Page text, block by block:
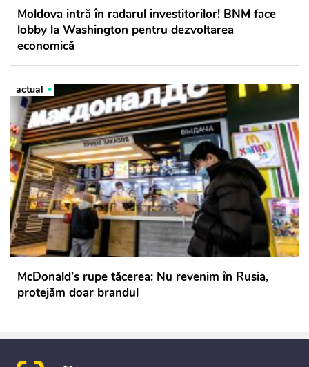
Moldova intră în radarul investitorilor! BNM face
lobby la Washington pentru dezvoltarea
economică
actual
McDonald’s rupe tăcerea: Nu revenim în Rusia,
protejăm doar brandul